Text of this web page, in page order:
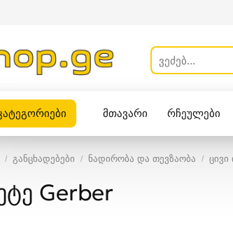
მთავარი რჩეულები
განცხადებები ნადირობა და თევზაობა ცივი
Gerber